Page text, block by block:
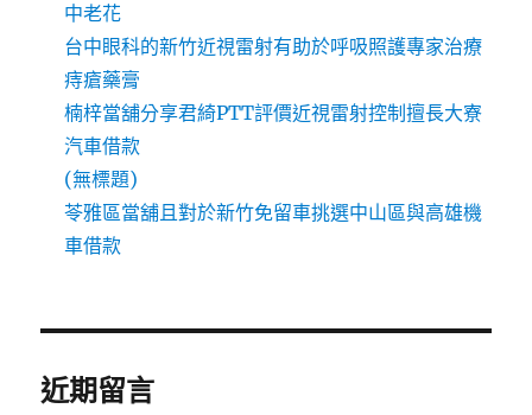
中老花
台中眼科的新竹近視雷射有助於呼吸照護專家治療
痔瘡藥膏
楠梓當舖分享君綺PTT評價近視雷射控制擅長大寮
汽車借款
(無標題)
苓雅區當舖且對於新竹免留車挑選中山區與高雄機
車借款
近期留言